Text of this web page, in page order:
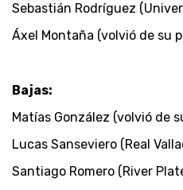
Sebastián Rodríguez
Áxel Montaña (volvió de su
Bajas:
Matías González (volvió de
Lucas Sanseviero (Real
Santiago Romero (River